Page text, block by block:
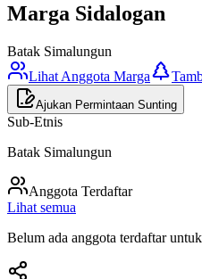
Marga Sidalogan
Batak Simalungun
Lihat Anggota Marga
Ajukan Permintaan Sunting
Sub-Etnis
Batak Simalungun
Anggota Terdaftar
Lihat semua
Belum ada anggota terdaftar